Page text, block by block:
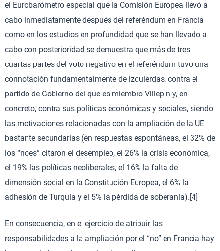
el Eurobarómetro especial que la Comisión Europea llevó a
cabo inmediatamente después del referéndum en Francia
como en los estudios en profundidad que se han llevado a
cabo con posterioridad se demuestra que más de tres
cuartas partes del voto negativo en el referéndum tuvo una
connotación fundamentalmente de izquierdas, contra el
partido de Gobierno del que es miembro Villepin y, en
concreto, contra sus políticas económicas y sociales, siendo
las motivaciones relacionadas con la ampliación de la UE
bastante secundarias (en respuestas espontáneas, el 32% de
los “noes” citaron el desempleo, el 26% la crisis económica,
el 19% las políticas neoliberales, el 16% la falta de
dimensión social en la Constitución Europea, el 6% la
adhesión de Turquía y el 5% la pérdida de soberanía).[4]
En consecuencia, en el ejercicio de atribuir las
responsabilidades a la ampliación por el “no” en Francia hay